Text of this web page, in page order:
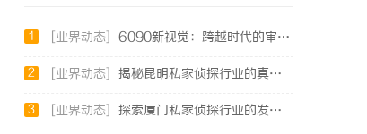
1 [业界动态] 6090新视觉：跨越时代的审美革新与文化传承
2 [业界动态] 揭秘昆明私家侦探行业的真实面貌与服务价值
3 [业界动态] 探索厦门私家侦探行业的发展与应用全景